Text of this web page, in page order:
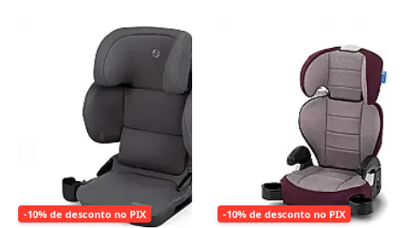
-10% de desconto no PIX
-10% de desconto no PIX